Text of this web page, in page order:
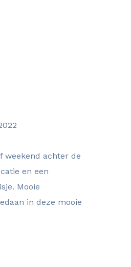
weekend achter de
en een
Mooie
in deze mooie